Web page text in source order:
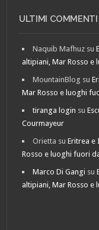
ULTIMI COMMENTI
Naquib Mafhuz su
altipiani, Mar Rosso
MountainBlog su
Mar Rosso e luoghi
tiranga login su
Courmayeur
Orietta suEritrea e
Rosso e luoghi fuori
Marco Di Gangi su
altipiani, Mar Rosso